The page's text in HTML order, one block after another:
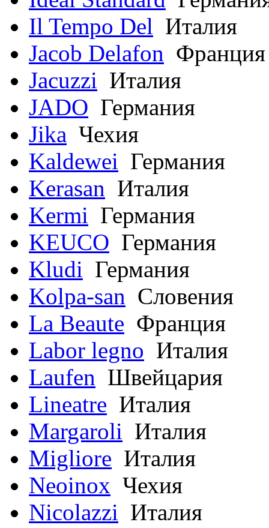
Il Tempo Del Италия
Jacob Delafon Франция
Jacuzzi Италия
JADO Германия
Jika Чехия
Kaldewei Германия
Kerasan Италия
Kermi Германия
KEUCO Германия
Kludi Германия
Kolpa-san Словения
La Beaute Франция
Labor legno Италия
Laufen Швейцария
Lineatre Италия
Margaroli Италия
Migliore Италия
Neoinox Чехия
Nicolazzi Италия